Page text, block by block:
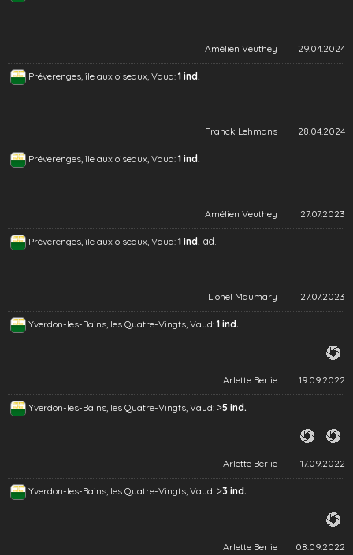
Amélien Veuthey 29.04.2024
Préverenges, île aux oiseaux, Vaud: 1 ind.
Franck Lehmans 28.04.2024
Préverenges, île aux oiseaux, Vaud: 1 ind.
Amélien Veuthey 27.07.2023
Préverenges, île aux oiseaux, Vaud: 1 ind. ad.
Lionel Maumary 27.07.2023
Yverdon-les-Bains, les Quatre-Vingts, Vaud: 1 ind.
Arlette Berlie 19.09.2022
Yverdon-les-Bains, les Quatre-Vingts, Vaud: >5 ind.
Arlette Berlie 17.09.2022
Yverdon-les-Bains, les Quatre-Vingts, Vaud: >3 ind.
Arlette Berlie 08.09.2022